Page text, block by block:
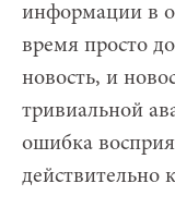
информации в
время просто
новость, и
тривиальной
ошибка
действительно